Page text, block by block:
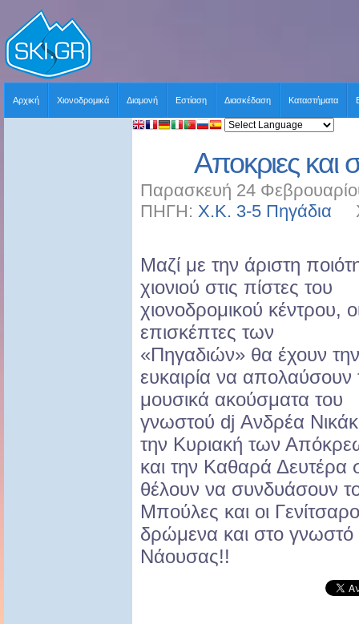
Αρχική Χιονοδρομικά Διαμονή Εστίαση Διασκέδαση Καταστήματα
Αποκριες και
Παρασκευή 24
ΠΗΓΗ: Χ.Κ. 3-5 Πηγάδια
Μαζί με την άριστη
χιονιού στις πίστες του
χιονοδρομικού κέντρου,
επισκέπτες των
«Πηγαδιών» θα έχουν την
ευκαιρία να απολαύσουν
μουσικά ακούσματα του
γνωστού dj Ανδρέα
την Κυριακή των
και την Καθαρά Δευτέρα
θέλουν να συνδυάσουν
Μπούλες και οι
δρώμενα και στο
Νάουσας!!